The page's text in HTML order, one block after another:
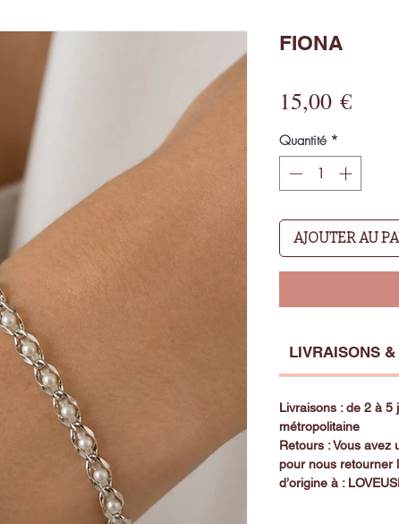
FIONA
15,00 €Prix
Quantité *
AJOUTER AU
LIVRAISONS &
Livraisons : de 2 à 5
métropolitaine
Retours : Vous avez
pour nous retourner
d’origine à :